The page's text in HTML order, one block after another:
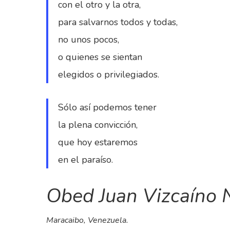
con el otro y la otra,
para salvarnos todos y todas,
no unos pocos,
o quienes se sientan
elegidos o privilegiados.
Sólo así podemos tener
la plena convicción,
que hoy estaremos
en el paraíso.
Obed Juan Vizcaíno
Maracaibo, Venezuela.